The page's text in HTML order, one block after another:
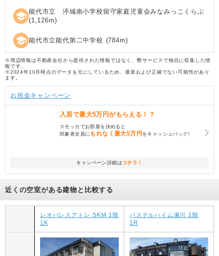
school 能代市立 渟城南小学校留守家庭児童会みなみっこくらぶ
(1,126m)
school 能代市立能代第二中学校 (784m)
※周辺情報は不動産会社から提供された情報ではなく、弊サービスで独自に収集した情
報です。
※2024年10月時点のデータを元にしているため、最新および正確でない可能性があり
ます。
お祝金キャンペーン
入居で最大5万円がもらえる！？
スモッカでお部屋を決めると
対象者全員に もれなく最大5万円をキャッシュバック!
キャンペーン詳細はコチラ！
近くの空室がある建物と比較する
レオパレスアトレ SKM 1階
1K
パステルハイム瀬川 1階
1R